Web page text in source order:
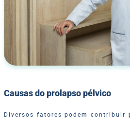
Causas do prolapso pélvico
Diversos fatores podem contribuir